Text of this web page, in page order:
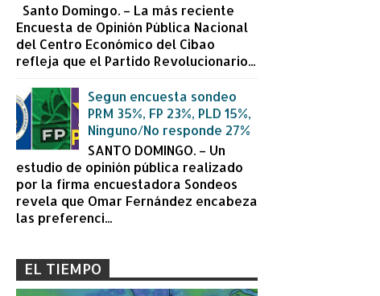
Santo Domingo. – La más reciente
Encuesta de Opinión Pública Nacional
del Centro Económico del Cibao
refleja que el Partido Revolucionario...
Segun encuesta sondeo
PRM 35%, FP 23%, PLD 15%,
Ninguno/No responde 27%
SANTO DOMINGO. – Un
estudio de opinión pública realizado
por la firma encuestadora Sondeos
revela que Omar Fernández encabeza
las preferenci...
EL TIEMPO